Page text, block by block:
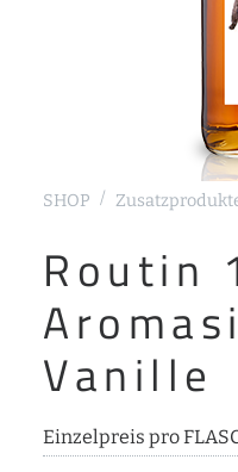
SHOP
Routin
Vanille
Einzelpreis pro